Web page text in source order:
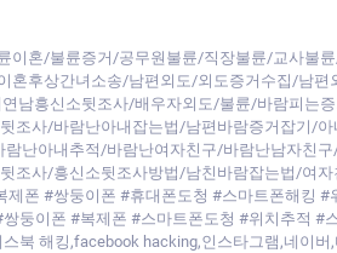
혼/불륜증거/공무원불륜/직장불륜/교사불
후상간녀소송/남편외도/외도증거수집/남편
남흥신소뒷조사/배우자외도/불륜/바람피는
조사/바람난아내잡는법/남편바람증거잡기/
난아내추적/바람난여자친구/바람난남자친
조사/흥신소뒷조사방법/남친바람잡는법/여
폰 #쌍둥이폰 #휴대폰도청 #스마트폰해킹 #
둥이폰 #복제폰 #스마트폰도청 #위치추적 #
해킹,facebook hacking,인스타그램,네이버,